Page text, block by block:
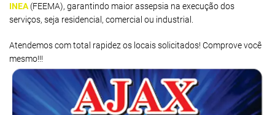
INEA (FEEMA), garantindo maior assepsia na execução dos
serviços, seja residencial, comercial ou industrial.
Atendemos com total rapidez os locais solicitados! Comprove você
mesmo!!!